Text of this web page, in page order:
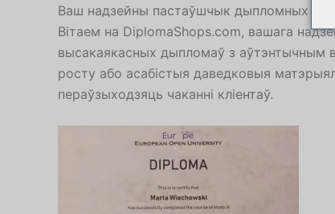
Ваш надзейны пастаўшчык дыпломных
Вітаем на DiplomaShops.com, вашага
высакаякасных дыпломаў з аўтэнтычным
росту або асабістыя даведковыя
пераўзыходзяць чаканні кліентаў.